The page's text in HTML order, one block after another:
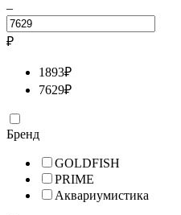
–
₽
1893₽
7629₽
Бренд
GOLDFISH
PRIME
Аквариумистика